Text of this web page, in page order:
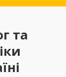
та